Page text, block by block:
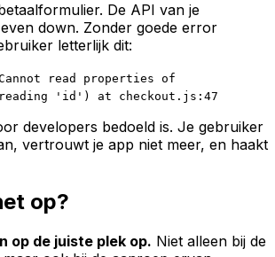
De API van je
down. Zonder goede error
letterlijk dit:
read properties of
'id') at checkout.js:47
developers bedoeld is. Je gebruiker
vertrouwt je app niet meer, en haakt
op?
op de juiste plek op. Niet alleen bij de